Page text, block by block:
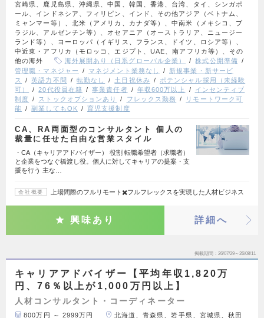
宮崎県、鹿児島県、沖縄県、中国、韓国、香港、台湾、タイ、シンガポ
ール、インドネシア、フィリピン、インド、その他アジア（ベトナム、
ミャンマー等）、北米（アメリカ、カナダ等）、中南米（メキシコ、ブ
ラジル、アルゼンチン等）、オセアニア（オーストラリア、ニュージー
ランド等）、ヨーロッパ（イギリス、フランス、ドイツ、ロシア等）、
中近東・アフリカ（モロッコ、エジプト、UAE、南アフリカ等）、その
他の海外
海外展開あり（日系グローバル企業）
株式公開準備
管理職・マネジャー
マネジメント業務なし
新規事業・新サービ
ス
英語力不問 転勤なし 土日祝休み
ポテンシャル採用（未経験
可）
20代役員在籍 事業責任者 年収600万以上
インセンティブ
制度
ストックオプションあり フレックス勤務
リモートワーク可
能
副業してもOK 育児支援制度
CA、RA両面型のコンサルタント 個人の
裁量に任せた自由な営業スタイル
・CA（キャリアアドバイザー） 役割 転職希望者（求職者）
と企業をつなぐ橋渡し役。個人に対してキャリアの提案・支
援を行う 主な…
会社概要 上場間際のフルリモート✖️フルフレックスを実現した人材ビジネス
興味あり 詳細へ
掲載期間 26/07/29～26/08/11
キャリアアドバイザー【平均年収1,820万
円、76％以上が1,000万円以上】
人材コンサルタント・コーディネーター
800万円 ～ 2999万円 北海道、青森県、岩手県、宮城県、秋田